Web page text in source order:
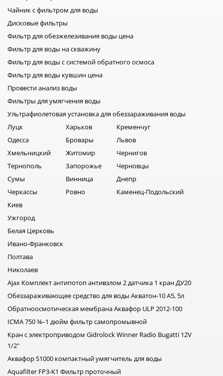
Чайник с фильтром для воды
Дисковые фильтры
Фильтр для обезжелезивания воды цена
Фильтр для воды на скважину
Фильтр для воды с системой обратного осмоса
Фильтр для воды кувшин цена
Провести анализ воды
Фильтры для умягчения воды
Ультрафиолетовая установка для обеззараживания воды
Луцк
Одесса
Хмельницкий
Тернополь
Сумы
Черкассы
Харьков
Бровары
Житомир
Запорожье
Винница
Ровно
Кременчуг
Львов
Чернигов
Черновцы
Днепр
Каменец-Подольский
Киев
Ужгород
Белая Церковь
Ивано-Франковск
Полтава
Николаев
Ajax Комплект антипотоп антивзлом 2 датчика 1 кран ДУ20
Обеззараживающее средство для воды Акватон-10 А5, 5л
Обратноосмотическая мембрана Аквафор ULP 2012-100
ICMA 750 ¾–1 дюйм фильтр самопромывной
Кран с электроприводом Gidrolock Winner Radio Bugatti 12V
1/2"
Аквафор S1000 компактный умягчитель для воды
Aquafilter FP3-K1 Фильтр проточный